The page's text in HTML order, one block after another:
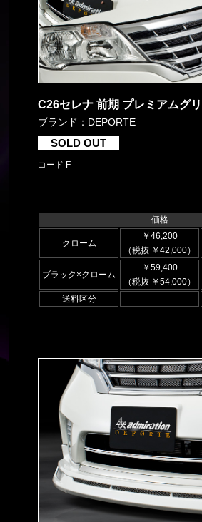
C26セレナ 前期 プレミアムグ
ブランド：DEPORTE
SOLD OUT
コード F
価格
クローム
￥46,200
（税抜 ￥42,000）
ブラック×クローム
￥59,400
（税抜 ￥54,000）
送料区分